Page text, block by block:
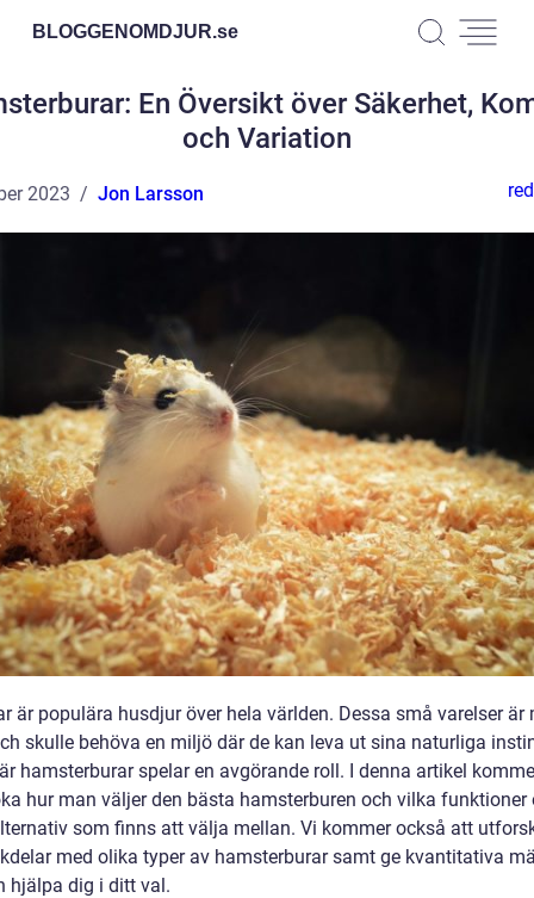
BLOGGENOMDJUR.se
En Översikt över Säkerhet,
och Variation
2023 Jon Larsson
är populära husdjur över hela världen. Dessa små varelser är
skulle behöva en miljö där de kan leva ut sina naturliga
hamsterburar spelar en avgörande roll. I denna artikel
hur man väljer den bästa hamsterburen och vilka funktioner
som finns att välja mellan. Vi kommer också att
med olika typer av hamsterburar samt ge kvantitativa
hjälpa dig i ditt val.